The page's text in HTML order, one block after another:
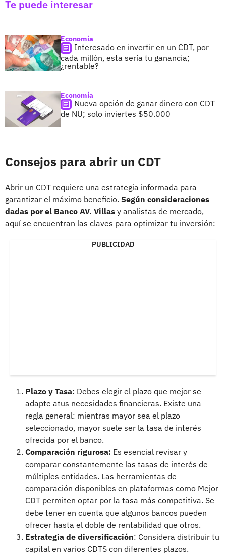
Te puede interesar
Economía
Interesado en invertir en un CDT, por
cada millón, esta sería tu ganancia;
¿rentable?
Economía
Nueva opción de ganar dinero con CDT
de NU; solo inviertes $50.000
Consejos para abrir un CDT
Abrir un CDT requiere una estrategia informada para
garantizar el máximo beneficio. Según consideraciones
dadas por el Banco AV. Villas y analistas de mercado,
aquí se encuentran las claves para optimizar tu inversión:
PUBLICIDAD
Plazo y Tasa: Debes elegir el plazo que mejor se
adapte atus necesidades financieras. Existe una
regla general: mientras mayor sea el plazo
seleccionado, mayor suele ser la tasa de interés
ofrecida por el banco.
Comparación rigurosa: Es esencial revisar y
comparar constantemente las tasas de interés de
múltiples entidades. Las herramientas de
comparación disponibles en plataformas como Mejor
CDT permiten optar por la tasa más competitiva. Se
debe tener en cuenta que algunos bancos pueden
ofrecer hasta el doble de rentabilidad que otros.
Estrategia de diversificación: Considera distribuir tu
capital en varios CDTS con diferentes plazos.